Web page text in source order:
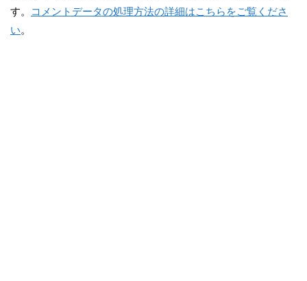
す。
コメントデータの処理方法の詳細はこちらをご覧くださ
い。